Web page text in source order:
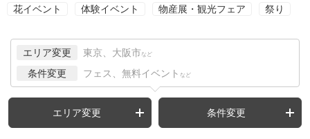
花イベント 体験イベント 物産展・観光フェア 祭り
エリア変更 東京、大阪市 など
条件変更 フェス、無料イベント など
エリア変更 条件変更